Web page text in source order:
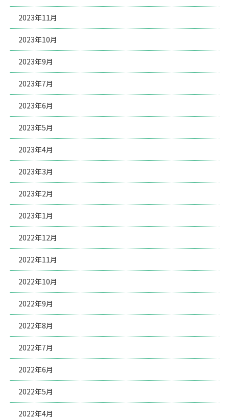
2023年11月
2023年10月
2023年9月
2023年7月
2023年6月
2023年5月
2023年4月
2023年3月
2023年2月
2023年1月
2022年12月
2022年11月
2022年10月
2022年9月
2022年8月
2022年7月
2022年6月
2022年5月
2022年4月